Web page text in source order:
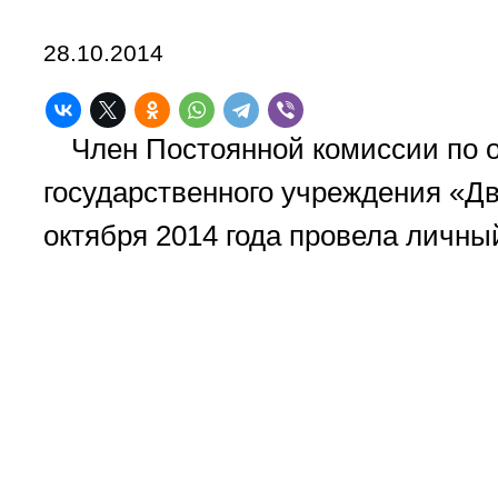
28.10.2014
Член Постоянной комиссии по
государственного учреждения
октября 2014 года провела